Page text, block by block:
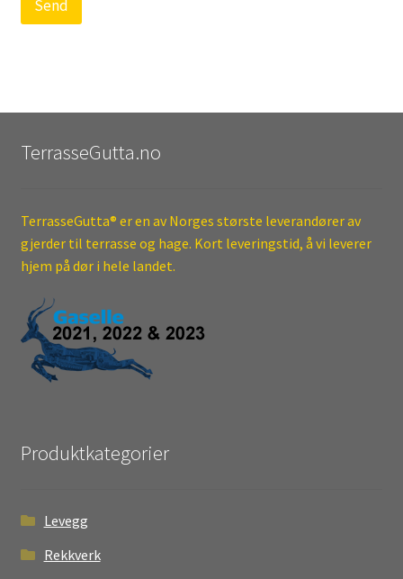
Send
TerrasseGutta.no
TerrasseGutta® er en av Norges største leverandører av
gjerder til terrasse og hage. Kort leveringstid, å vi leverer
hjem på dør i hele landet.
Produktkategorier
Levegg
Rekkverk